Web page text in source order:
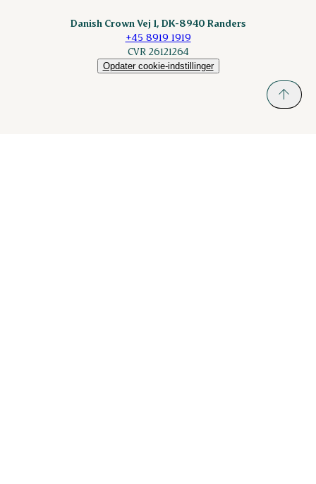
Danish Crown Vej 1, DK-8940 Randers
+45 8919 1919
CVR 26121264
Opdater cookie-indstillinger